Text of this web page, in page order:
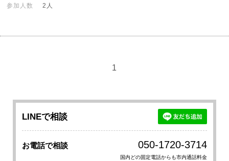
参加人数
2人
1
LINEで相談
お電話で相談 050-1720-3714
国内どの固定電話からも市内通話料金